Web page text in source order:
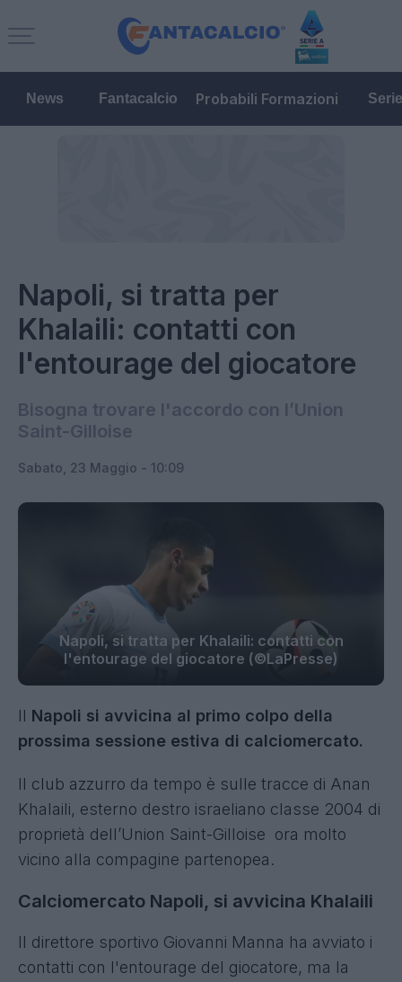
News Fantacalcio Probabili Formazioni
Napoli, si tratta per
Khalaili: contatti con
l'entourage del giocatore
Bisogna trovare l'accordo con l’Union
Saint-Gilloise
Sabato, 23 Maggio - 10:09
Napoli, si tratta per Khalaili: contatti con
l'entourage del giocatore (©LaPresse)
Il Napoli si avvicina al primo colpo della
prossima sessione estiva di calciomercato.
Il club azzurro da tempo è sulle tracce di Anan
Khalaili, esterno destro israeliano classe 2004 di
proprietà dell’Union Saint-Gilloise ora molto
vicino alla compagine partenopea.
Calciomercato Napoli, si avvicina Khalaili
Il direttore sportivo Giovanni Manna ha avviato i
contatti con l'entourage del giocatore, ma la